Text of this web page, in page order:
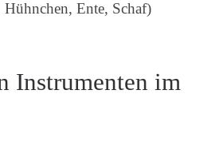
Hühnchen, Ente, Schaf)
Instrumenten im